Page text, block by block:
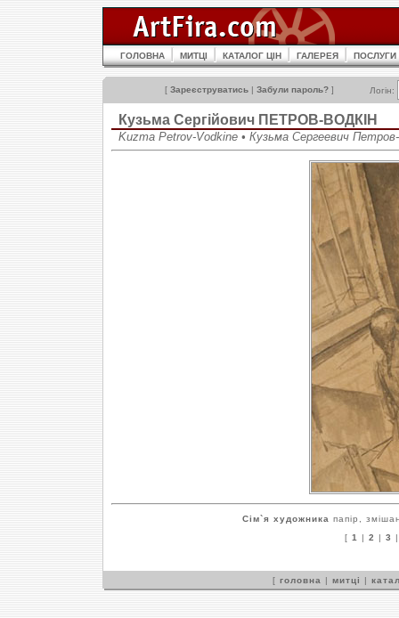
ГОЛОВНА МИТЦІ КАТАЛОГ ЦІН ГАЛЕРЕЯ ПОСЛУГИ
[ Зареєструватись | Забули пароль? ] Логін:
Кузьма Сергійович ПЕТРОВ-ВОДКІН
Kuzma Petrov-Vodkine • Кузьма Сергеевич
Сім`я художника папір,
[ 1 | 2 | 3
[ головна | митці |